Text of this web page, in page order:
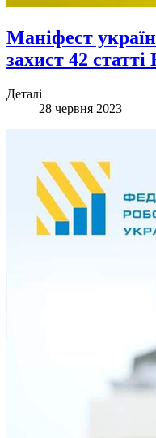
Маніфест
захист 42 статті
Деталі
28 червня 2023